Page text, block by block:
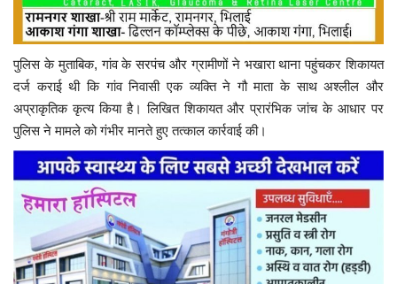
पुलिस के मुताबिक, गांव के सरपंच और ग्रामीणों ने भखारा थाना पहुंचकर शिकायत
दर्ज कराई थी कि गांव निवासी एक व्यक्ति ने गौ माता के साथ अश्लील और
अप्राकृतिक कृत्य किया है। लिखित शिकायत और प्रारंभिक जांच के आधार पर
पुलिस ने मामले को गंभीर मानते हुए तत्काल कार्रवाई की।